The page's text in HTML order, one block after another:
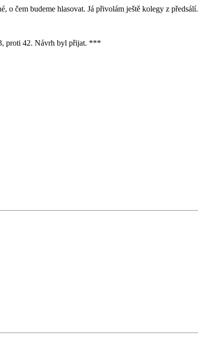
o čem budeme hlasovat. Já přivolám ještě kolegy z předsálí.
proti 42. Návrh byl přijat. ***